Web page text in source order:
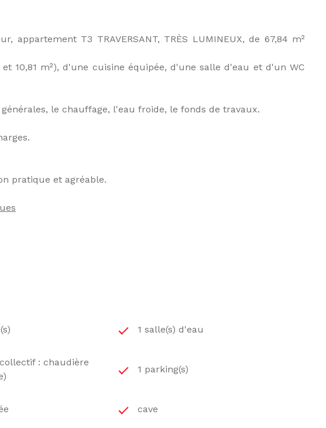
T3 TRAVERSANT, TRÈS LUMINEUX, de 67,84 m²
10,81 m²), d'une cuisine équipée, d'une salle d'eau et d'un WC
le chauffage, l'eau froide, le fonds de travaux.
pratique et agréable.
1 salle(s) d'eau
: chaudière
1 parking(s)
cave